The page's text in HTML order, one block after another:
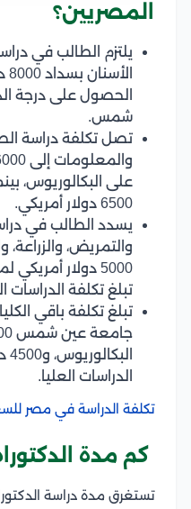
المصريين؟
يلتزم الطالب في
الحصول على درجة
شمس.
تصل تكلفة دراسة
على البكالوريوس،
6500 دولار أمريكي.
يسدد الطالب في
والتمريض، والزراعة،
5000 دولار
تبلغ تكلفة الدراسات العليا 6000
تبلغ تكلفة باقي
الدراسات العليا.
تكلفة الدراسة في مصر
كم مدة